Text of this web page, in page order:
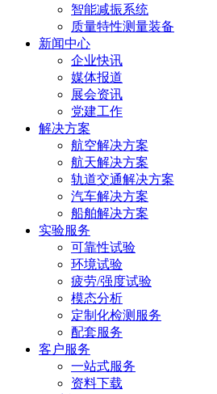
智能减振系统
质量特性测量装备
新闻中心
企业快讯
媒体报道
展会资讯
党建工作
解决方案
航空解决方案
航天解决方案
轨道交通解决方案
汽车解决方案
船舶解决方案
实验服务
可靠性试验
环境试验
疲劳/强度试验
模态分析
定制化检测服务
配套服务
客户服务
一站式服务
资料下载